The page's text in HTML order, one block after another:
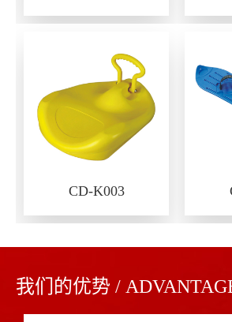
CD-K003
我们的优势 /